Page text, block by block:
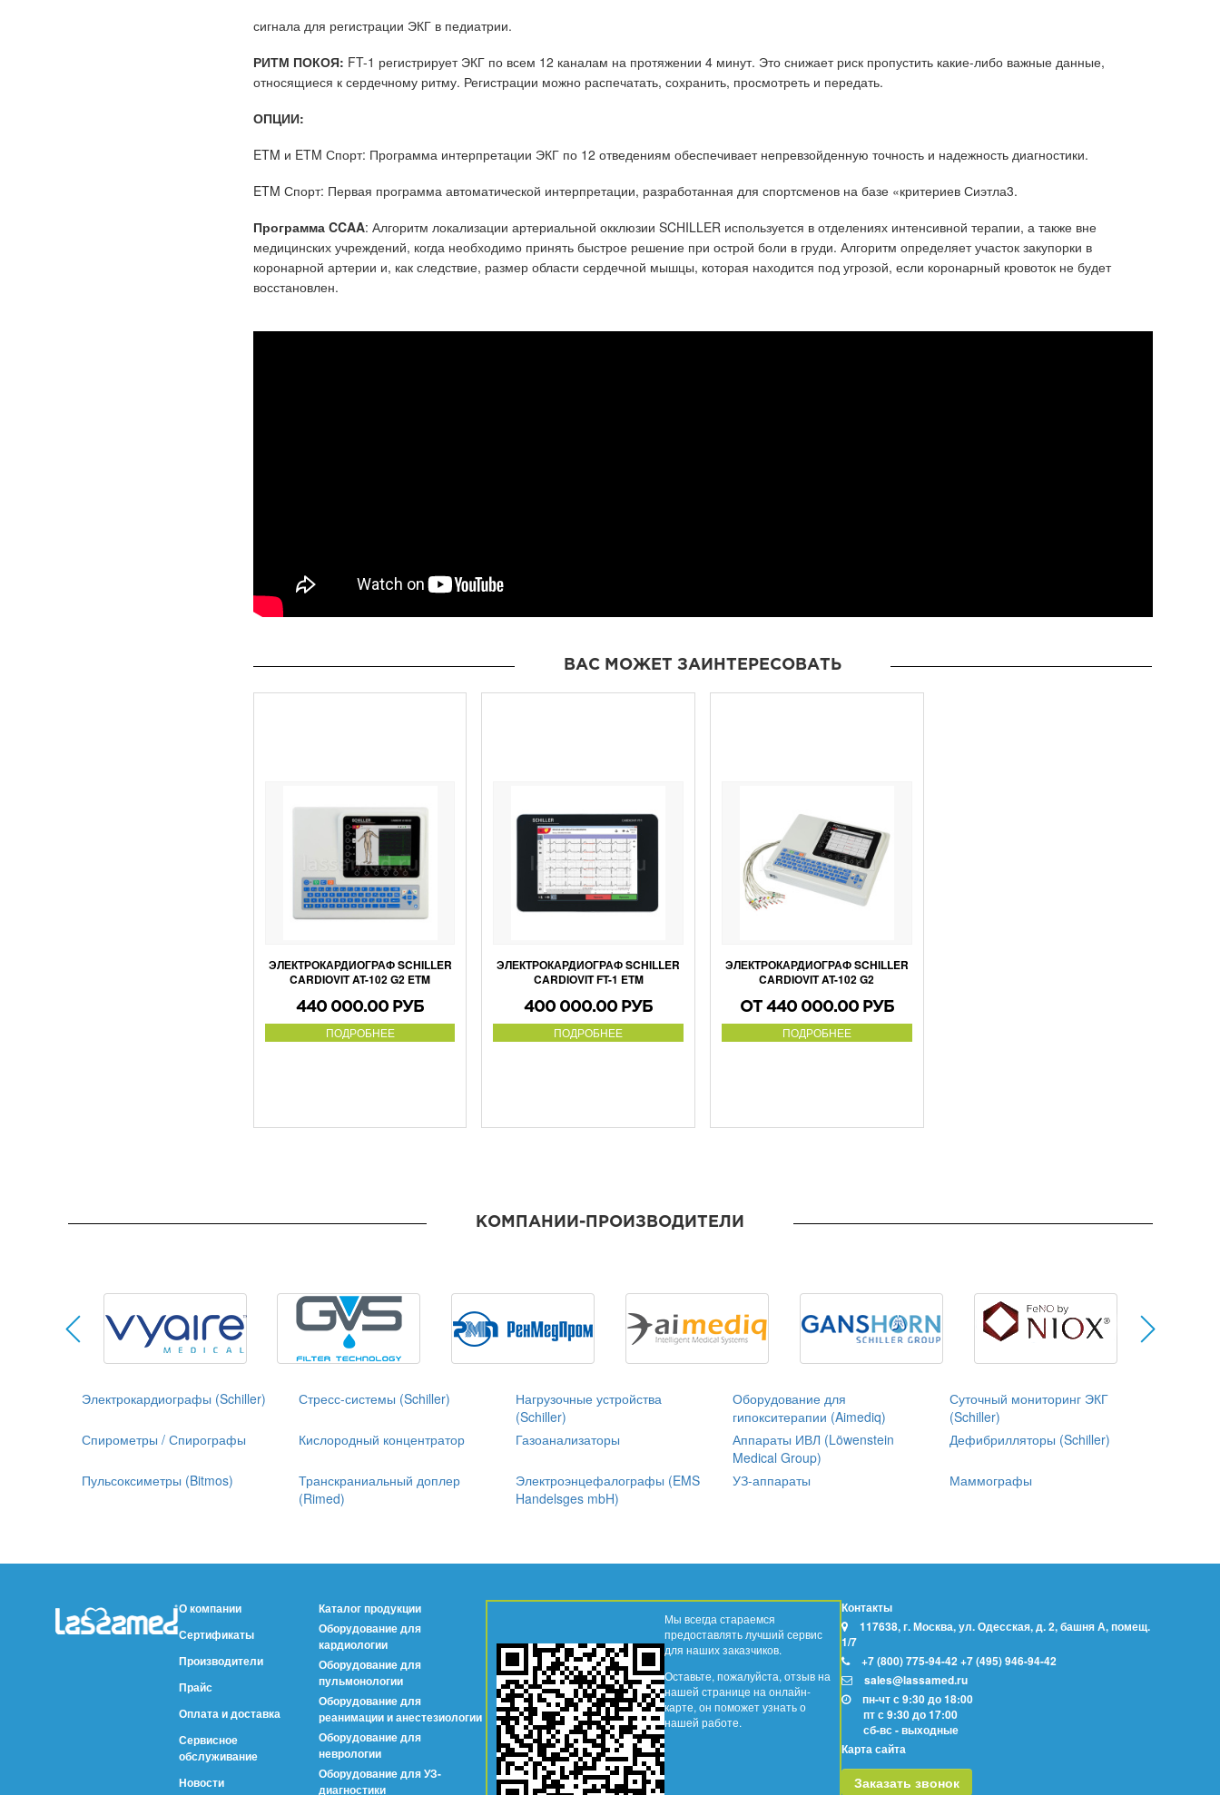
сигнала для регистрации ЭКГ в педиатрии.
РИТМ ПОКОЯ: FT-1 регистрирует ЭКГ по всем 12 каналам на протяжении 4 минут. Это снижает риск пропустить какие-либо важные данные,
относящиеся к сердечному ритму. Регистрации можно распечатать, сохранить, просмотреть и передать.
ОПЦИИ:
ETM и ETM Спорт: Программа интерпретации ЭКГ по 12 отведениям обеспечивает непревзойденную точность и надежность диагностики.
ETM Спорт: Первая программа автоматической интерпретации, разработанная для спортсменов на базе «критериев Сиэтла3.
Программа CCAA: Алгоритм локализации артериальной окклюзии SCHILLER используется в отделениях интенсивной терапии, а также вне
медицинских учреждений, когда необходимо принять быстрое решение при острой боли в груди. Алгоритм определяет участок закупорки в
коронарной артерии и, как следствие, размер области сердечной мышцы, которая находится под угрозой, если коронарный кровоток не будет
восстановлен.
ВАС МОЖЕТ ЗАИНТЕРЕСОВАТЬ
ЭЛЕКТРОКАРДИОГРАФ SCHILLER
CARDIOVIT AT-102 G2 ETM
440 000.00 РУБ
ПОДРОБНЕЕ
ЭЛЕКТРОКАРДИОГРАФ SCHILLER
CARDIOVIT FT-1 ETM
400 000.00 РУБ
ПОДРОБНЕЕ
ЭЛЕКТРОКАРДИОГРАФ SCHILLER
CARDIOVIT AT-102 G2
ОТ 440 000.00 РУБ
ПОДРОБНЕЕ
КОМПАНИИ-ПРОИЗВОДИТЕЛИ
Электрокардиографы (Schiller) Стресс-системы (Schiller)
Нагрузочные устройства
(Schiller)
Оборудование для
гипокситерапии (Aimediq)
Суточный мониторинг ЭКГ
(Schiller)
Спирометры / Спирографы
Кислородный концентратор Газоанализаторы
Аппараты ИВЛ (Löwenstein
Medical Group)
Дефибрилляторы (Schiller)
Пульсоксиметры (Bitmos)
Транскраниальный доплер
(Rimed)
Электроэнцефалографы (EMS
Handelsges mbH)
УЗ-аппараты Маммографы
О компании
Сертификаты
Производители
Прайс
Оплата и доставка
Сервисное
обслуживание
Новости
Каталог продукции
Оборудование для
кардиологии
Оборудование для
пульмонологии
Оборудование для
реанимации и анестезиологии
Оборудование для
неврологии
Оборудование для УЗ-
диагностики
Мы всегда стараемся
предоставлять лучший сервис
для наших заказчиков.
Оставьте, пожалуйста, отзыв на
нашей странице на онлайн-
карте, он поможет узнать о
нашей работе.
Контакты
117638, г. Москва, ул. Одесская, д. 2, башня А, помещ.
1/7
+7 (800) 775-94-42+7 (495) 946-94-42
sales@lassamed.ru
пн-чт с 9:30 до 18:00
пт с 9:30 до 17:00
сб-вс - выходные
Карта сайта
Заказать звонок